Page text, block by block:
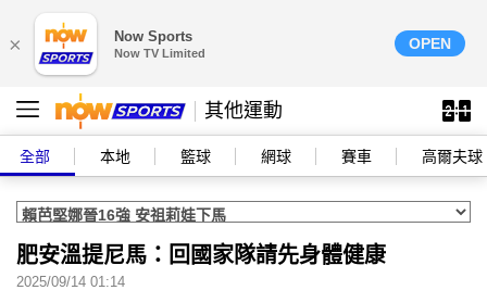
× Now Sports
Now TV Limited
OPEN
其他運動
全部 本地 籃球 網球 賽車 高爾夫球
肥安溫提尼馬：回國家隊請先身體健康
2025/09/14 01:14